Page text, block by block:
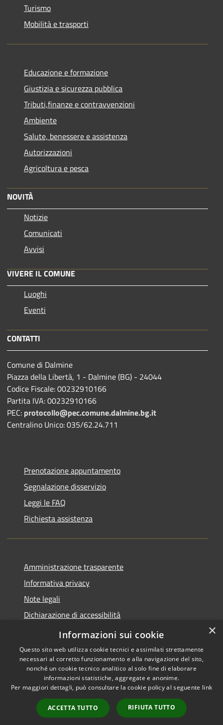
Turismo
Mobilità e trasporti
Educazione e formazione
Giustizia e sicurezza pubblica
Tributi,finanze e contravvenzioni
Ambiente
Salute, benessere e assistenza
Autorizzazioni
Agricoltura e pesca
NOVITÀ
Notizie
Comunicati
Avvisi
VIVERE IL COMUNE
Luoghi
Eventi
CONTATTI
Comune di Dalmine
Piazza della Libertà, 1 - Dalmine (BG) - 24044
Codice Fiscale: 00232910166
Partita IVA: 00232910166
PEC: protocollo@pec.comune.dalmine.bg.it
Centralino Unico: 035/62.24.711
Prenotazione appuntamento
Segnalazione disservizio
Leggi le FAQ
Richiesta assistenza
Amministrazione trasparente
Informativa privacy
Note legali
Dichiarazione di accessibilità
Piano di miglioramento del sito
Accessibilità
Copyright © 2026 • Comune di
Dalmine • Powered by
Municipium•
Accesso
redazione
×
Informazioni sui cookie
Questo sito web utilizza cookie tecnici e assimilati strettamente
necessari al corretto funzionamento e alla navigazione del sito,
nonché un cookie tecnico analitico al solo fine di elaborare
informazioni statistiche, aggregate e anonime.
Per maggiori dettagli, può consultare la cookie policy al seguente link
ACCETTA TUTTO RIFIUTA TUTTO